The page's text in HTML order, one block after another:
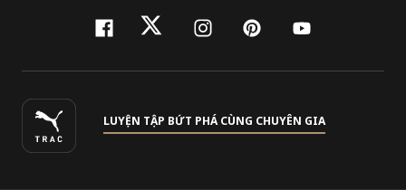
facebook
twitterinstagram
pinterest
youtube
LUYỆN TẬP BỨT PHÁ CÙNG CHUYÊN GIA